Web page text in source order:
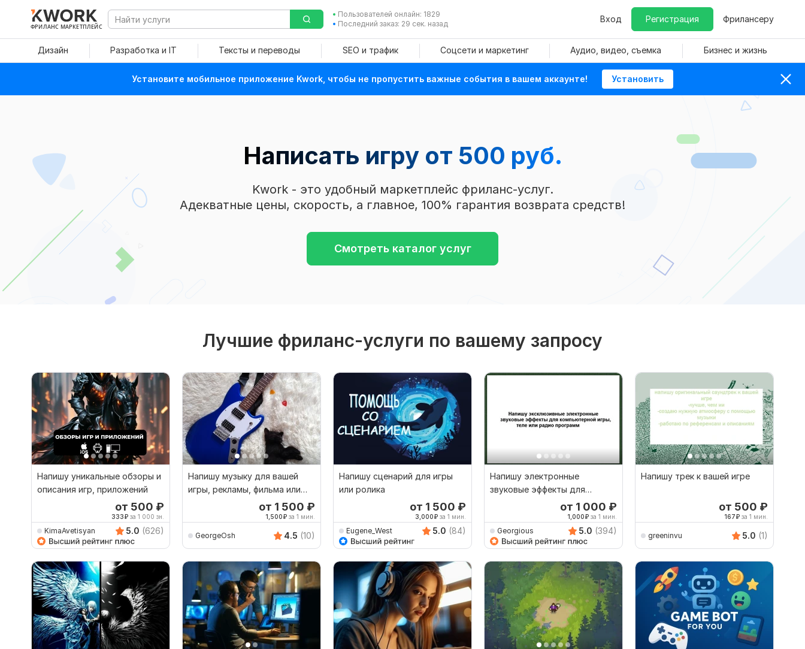
ФРИЛАНС МАРКЕТПЛЕЙС
Пользователей онлайн: 1829
Последний заказ: 29 сек. назад
Вход Регистрация Фрилансеру
Дизайн Разработка и IT Тексты и переводы SEO и трафик Соцсети и маркетинг Аудио, видео, съемка Бизнес и жизнь
Установите мобильное приложение Kwork, чтобы не пропустить важные события в вашем аккаунте! Установить
Написать игру от 500 руб.
Kwork - это удобный маркетплейс фриланс-услуг.
Адекватные цены, скорость, а главное, 100% гарантия возврата средств!
Смотреть каталог услуг
Лучшие фриланс-услуги по вашему запросу
Напишу уникальные обзоры и
описания игр, приложений
от 500 ₽
333₽ за 1 000 зн.
KimaAvetisyan 5.0 (626)
Напишу музыку для вашей
игры, рекламы, фильма или
от 1 500 ₽
1,500₽ за 1 мин.
GeorgeOsh 4.5 (10)
Напишу сценарий для игры
или ролика
от 1 500 ₽
3,000₽ за 1 мин.
Eugene_West 5.0 (84)
Напишу электронные
звуковые эффекты для
компьютерных игр, теле и
от 1 000 ₽
1,000₽ за 1 мин.
Georgious 5.0 (394)
Напишу трек к вашей игре
от 500 ₽
167₽ за 1 мин.
greeninvu 5.0 (1)